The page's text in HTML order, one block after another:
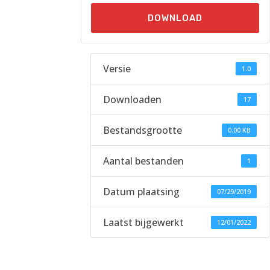
DOWNLOAD
Versie 1.0
Downloaden 17
Bestandsgrootte 0.00 KB
Aantal bestanden 1
Datum plaatsing 07/29/2019
Laatst bijgewerkt 12/01/2022